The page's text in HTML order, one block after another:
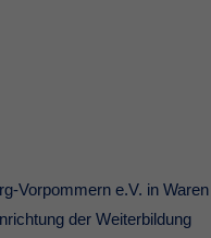
Vorpommern e.V. in Waren
der Weiterbildung